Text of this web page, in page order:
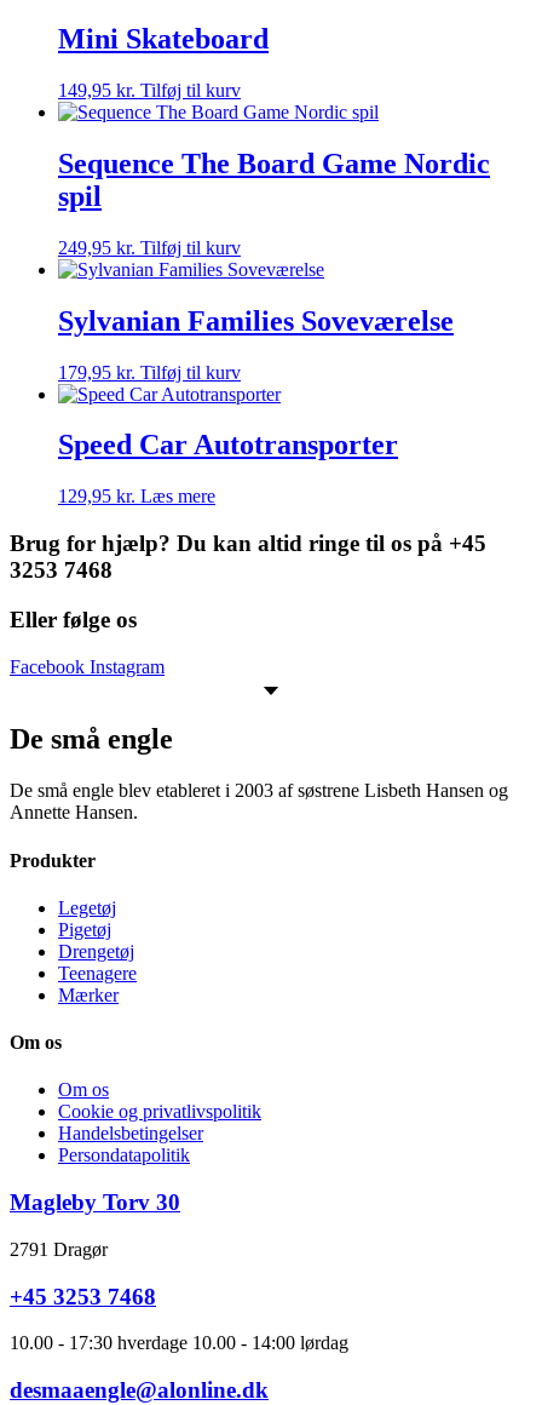
Mini Skateboard
149,95 kr. Tilføj til kurv
Sequence The Board Game Nordic
spil
249,95 kr. Tilføj til kurv
Sylvanian Families Soveværelse
179,95 kr. Tilføj til kurv
Speed Car Autotransporter
129,95 kr. Læs mere
Brug for hjælp? Du kan altid ringe til os på +45
3253 7468
Eller følge os
Facebook Instagram
De små engle
De små engle blev etableret i 2003 af søstrene Lisbeth Hansen og
Annette Hansen.
Produkter
Legetøj
Pigetøj
Drengetøj
Teenagere
Mærker
Om os
Om os
Cookie og privatlivspolitik
Handelsbetingelser
Persondatapolitik
Magleby Torv 30
2791 Dragør
+45 3253 7468
10.00 - 17:30 hverdage 10.00 - 14:00 lørdag
desmaaengle@alonline.dk